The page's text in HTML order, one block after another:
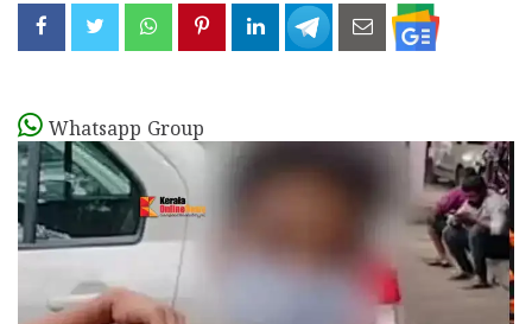
Whatsapp Group